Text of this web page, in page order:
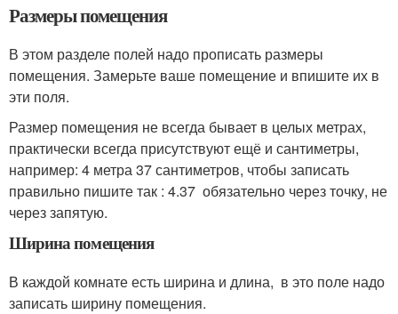
Размеры помещения
В этом разделе полей надо прописать размеры
помещения. Замерьте ваше помещение и впишите их в
эти поля.
Размер помещения не всегда бывает в целых метрах,
практически всегда присутствуют ещё и сантиметры,
например: 4 метра 37 сантиметров, чтобы записать
правильно пишите так : 4.37 обязательно через точку, не
через запятую.
Ширина помещения
В каждой комнате есть ширина и длина, в это поле надо
записать ширину помещения.